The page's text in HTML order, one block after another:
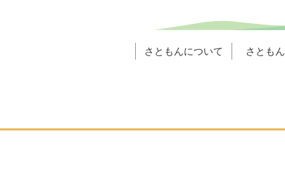
さともんについて さとも